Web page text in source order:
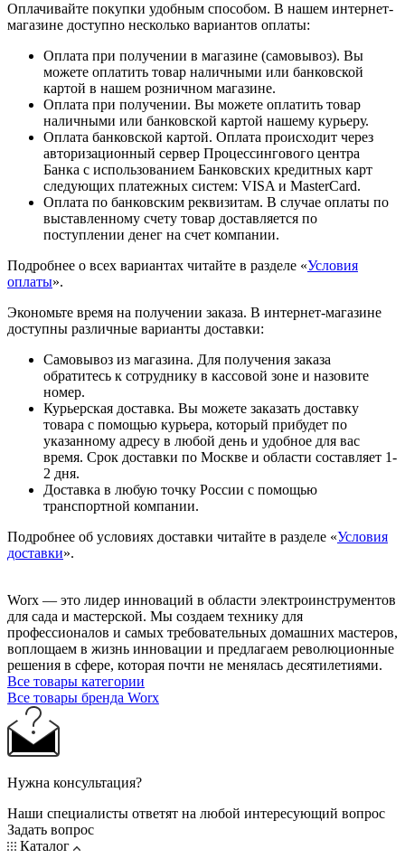
Оплачивайте покупки удобным способом. В нашем интернет-
магазине доступно несколько вариантов оплаты:
Оплата при получении в магазине (самовывоз). Вы
можете оплатить товар наличными или банковской
картой в нашем розничном магазине.
Оплата при получении. Вы можете оплатить товар
наличными или банковской картой нашему курьеру.
Оплата банковской картой. Оплата происходит через
авторизационный сервер Процессингового центра
Банка с использованием Банковских кредитных карт
следующих платежных систем: VISA и MasterCard.
Оплата по банковским реквизитам. В случае оплаты по
выставленному счету товар доставляется по
поступлении денег на счет компании.
Подробнее о всех вариантах читайте в разделе «Условия
оплаты».
Экономьте время на получении заказа. В интернет-магазине
доступны различные варианты доставки:
Самовывоз из магазина. Для получения заказа
обратитесь к сотруднику в кассовой зоне и назовите
номер.
Курьерская доставка. Вы можете заказать доставку
товара с помощью курьера, который прибудет по
указанному адресу в любой день и удобное для вас
время. Срок доставки по Москве и области составляет 1-
2 дня.
Доставка в любую точку России с помощью
транспортной компании.
Подробнее об условиях доставки читайте в разделе «Условия
доставки».
Worx — это лидер инноваций в области электроинструментов
для сада и мастерcкой. Мы создаем технику для
профессионалов и самых требовательных домашних мастеров,
воплощаем в жизнь инновации и предлагаем революционные
решения в сфере, которая почти не менялась десятилетиями.
Все товары категории
Все товары бренда Worx
Нужна консультация?
Наши специалисты ответят на любой интересующий вопрос
Задать вопрос
Каталог